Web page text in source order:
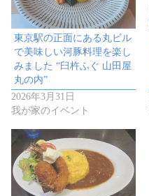
東京駅の正面にある丸ビル
で美味しい河豚料理を楽し
みました “臼杵ふぐ 山田屋
丸の内”
2026年3月31日
我が家のイベント